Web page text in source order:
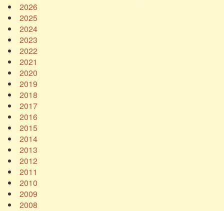
2026
2025
2024
2023
2022
2021
2020
2019
2018
2017
2016
2015
2014
2013
2012
2011
2010
2009
2008